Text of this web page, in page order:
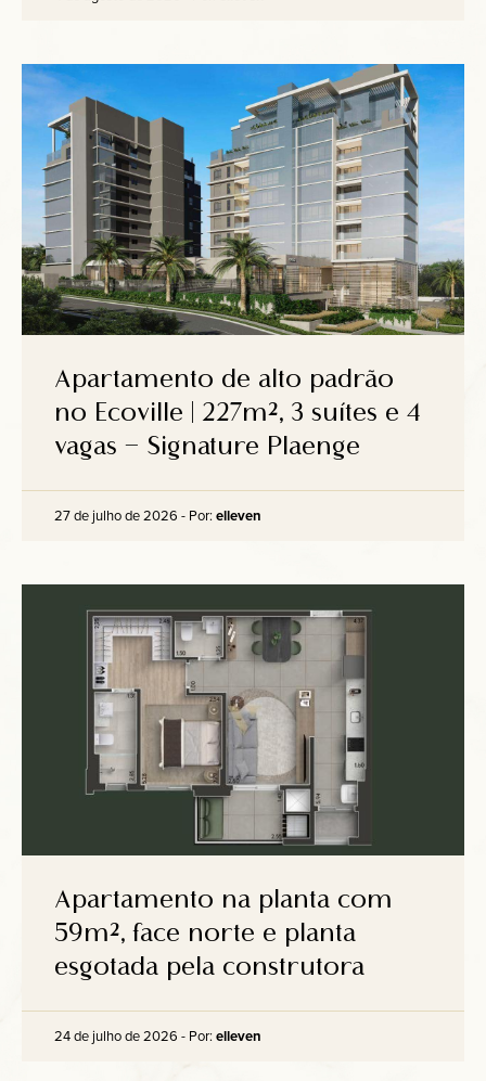
Apartamento de alto padrão
no Ecoville | 227m², 3 suítes e 4
vagas – Signature Plaenge
27 de julho de 2026 - Por: elleven
Apartamento na planta com
59m², face norte e planta
esgotada pela construtora
24 de julho de 2026 - Por: elleven